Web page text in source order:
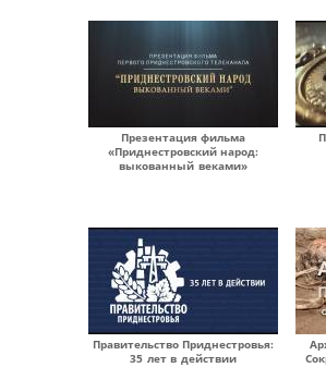
Презентация фильма
«Приднестровский народ:
выкованный веками»
Правительство Приднестровья:
35 лет в действии